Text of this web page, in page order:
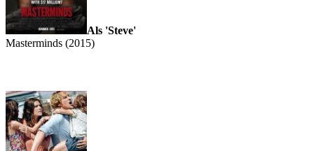
Als 'Steve'
Masterminds (2015)